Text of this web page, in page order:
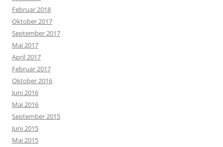
Februar 2018
Oktober 2017
September 2017
Mai 2017
April 2017
Februar 2017
Oktober 2016
Juni 2016
Mai 2016
September 2015
Juni 2015
Mai 2015